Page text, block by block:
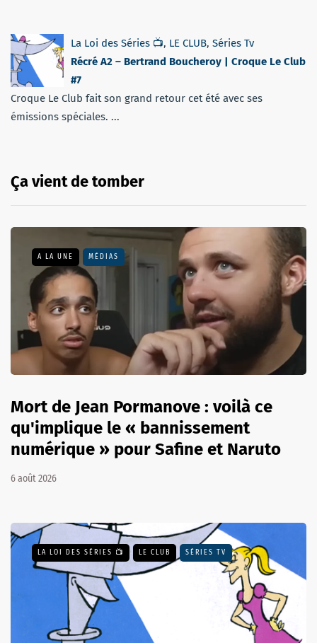
La Loi des Séries 📺, LE CLUB, Séries Tv
Récré A2 – Bertrand Boucheroy | Croque Le Club
#7
Croque Le Club fait son grand retour cet été avec ses
émissions spéciales. ...
Ça vient de tomber
A LA UNE MÉDIAS
Mort de Jean Pormanove : voilà ce
qu'implique le « bannissement
numérique » pour Safine et Naruto
6 août 2026
LA LOI DES SÉRIES 📺 LE CLUB SÉRIES TV